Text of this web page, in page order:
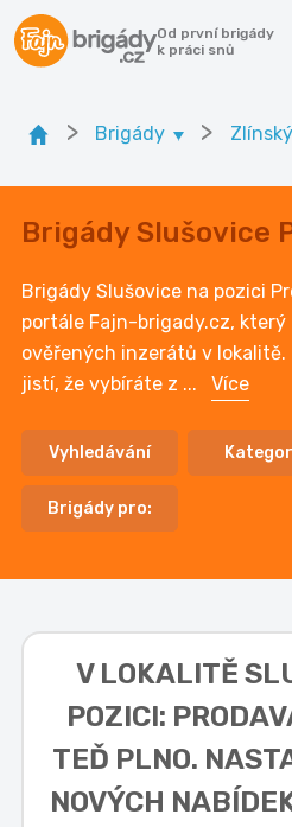
Od první brigády
k práci snů
> Brigády >
Brigády Slušovice
Brigády Slušovice na pozici
portále Fajn-brigady.cz,
ověřených inzerátů v
jistí, že vybíráte z ... Více
Vyhledávání
Brigády pro:
V LOKALITĚ
POZICI:
TEĎ PLNO.
NOVÝCH